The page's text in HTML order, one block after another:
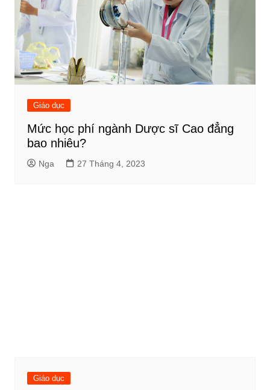
Giáo dục
Mức học phí ngành Dược sĩ Cao đẳng
bao nhiêu?
Nga 27 Tháng 4, 2023
Giáo dục